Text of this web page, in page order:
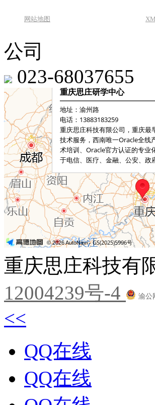
网站地图
公司
023-68037655
重庆思庄科技有
12004239号-4
渝公
<<
QQ在线
QQ在线